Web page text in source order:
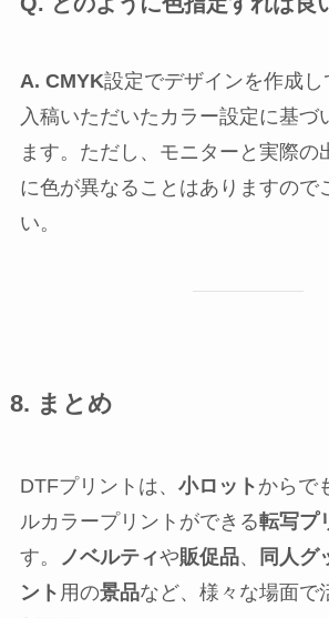
A. CMYK設定でデザインを作成
入稿いただいたカラー設定に基づ
ます。ただし、モニターと実際の
に色が異なることはありますので
い。
8. まとめ
DTFプリントは、 小ロット からで
ルカラープリントができる転写プ
す。
ノベルティや販促品、 同人グ
ント 用の景品など、様々な場面で